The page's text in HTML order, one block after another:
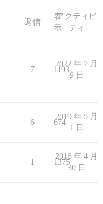
返信
表
示
アクティビ
ティ
7 1193
2022 年 7 月
9 日
6 674
2019 年 5 月
1 日
1 1375
2016 年 4 月
30 日